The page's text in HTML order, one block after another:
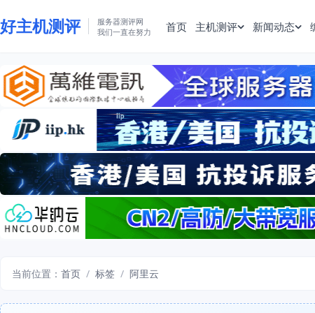
好主机测评
服务器测评网
我们一直在努力
首页 主机测评 新闻动态
当前位置： 首页 / 标签 / 阿里云